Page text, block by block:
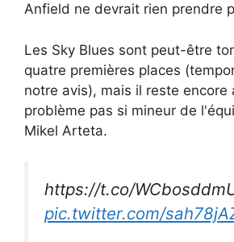
Anfield ne devrait rien prendre
Les Sky Blues sont peut-être
quatre premières places
notre avis), mais il reste encore
problème pas si mineur de
Mikel Arteta.
https://t.co/
pic.twitter.com/